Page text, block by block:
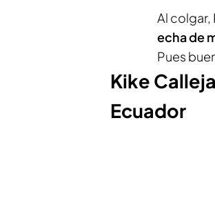
Al colgar,
echa de
Pues
Kike
Ecuador